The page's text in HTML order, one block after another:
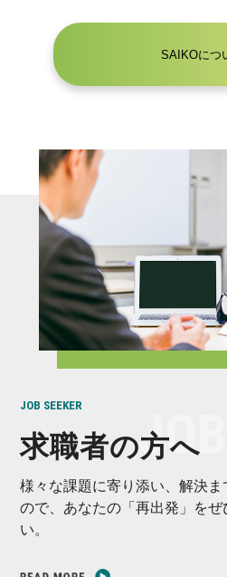
SAIKOにつ
JOB SEEKER
求職者の方へ
様々な課題に寄り添い、解決
ので、あなたの「再出発」を
い。